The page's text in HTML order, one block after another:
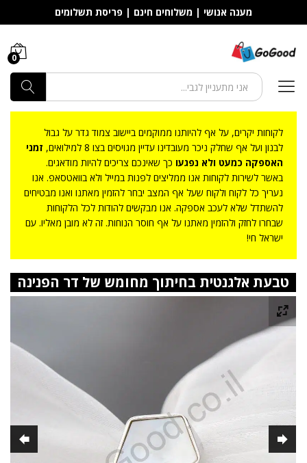
מענה אנושי | משלוחים חינם | פריסת תשלומים
0
חפש
לקוחות יקרים, על אף להיותנו ממוקמים ביישוב צמוד גדר על גבול
לבנון ועל אף שחלק ניכר מעובדינו עדיין מגויסים בצו 8 למילואים,
זמני
האספקה כמעט ולא נפגעו כך שאינכם צריכים להיות מודאגים.
באשר לשירות לקוחות אנו ממליצים לפנות במייל ולא בוואטסאפ. אנו
נעריך כל לקוח ולקוח שעל אף המצב יבחר להזמין מאתנו ואנו מבטיחים
להשתדל שלא לעכב אספקה. אנו מבקשים להודות לכל הלקוחות
שבחרו לחזק ולהזמין מאתנו על אף חוסר הנוחות. זה לא מובן מאליו. עם
ישראל חי!
טבעת אלגנטית בחיתוך מחומש של דר הפנינה